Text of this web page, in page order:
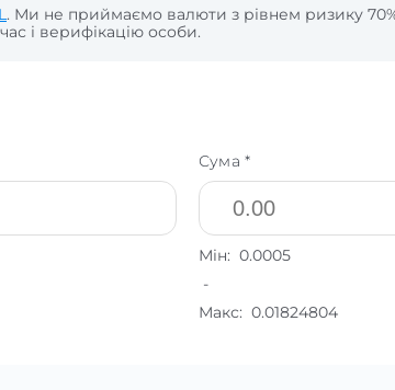
. Ми не приймаємо валюти з рівнем ризику
і верифікацію особи.
Сума *
Мін: 0.0005
-
Макс: 0.01824804